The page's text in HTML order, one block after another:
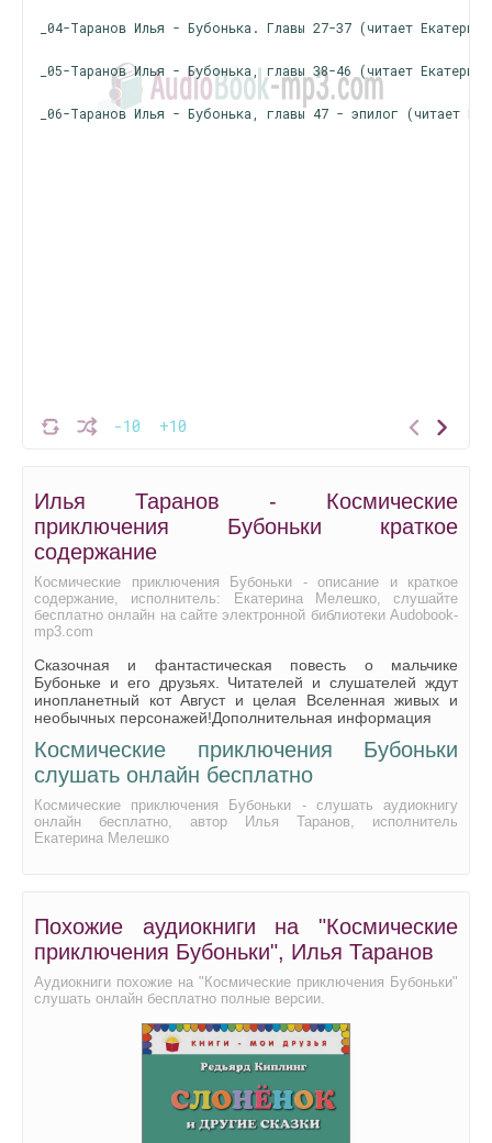
-10 +10
_04-Таранов Илья - Бубонька. Главы 27-37 (читает
_05-Таранов Илья - Бубонька, главы 38-46 (читает
_06-Таранов Илья - Бубонька, главы 47 - эпилог (читает
Илья Таранов - Космические
приключения Бубоньки краткое
содержание
Космические приключения Бубоньки - описание и краткое
содержание, исполнитель: Екатерина Мелешко, слушайте
бесплатно онлайн на сайте электронной библиотеки Audobook-
mp3.com
Сказочная и фантастическая повесть о мальчике
Бубоньке и его друзьях. Читателей и слушателей ждут
инопланетный кот Август и целая Вселенная живых и
необычных персонажей!Дополнительная информация
Космические приключения Бубоньки
слушать онлайн бесплатно
Космические приключения Бубоньки - слушать аудиокнигу
онлайн бесплатно, автор Илья Таранов, исполнитель
Екатерина Мелешко
Похожие аудиокниги на "Космические
приключения Бубоньки", Илья Таранов
Аудиокниги похожие на "Космические приключения Бубоньки"
слушать онлайн бесплатно полные версии.